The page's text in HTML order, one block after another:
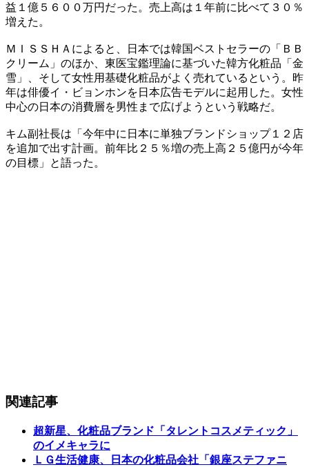
益１億５６００万円だった。売上高は１年前に比べて３０％
増えた。
ＭＩＳＳＨＡによると、日本では韓国ベストセラーの「ＢＢ
クリーム」のほか、東医宝鑑理論に基づいた韓方化粧品「金
雪」、そして女性用基礎化粧品がよく売れているという。昨
年は俳優イ・ビョンホンを日本広告モデルに起用した。女性
中心の日本の消費層を男性まで広げようという戦略だ。
キム副社長は「今年中に日本に単独ブランドショップ１２店
を追加で出す計画。前年比２５％増の売上高２５億円が今年
の目標」と語った。
関連記事
超新星、化粧品ブランド「タレントコスメティック」
のイメキャラに
ＬＧ生活健康、日本の化粧品会社「銀座ステファニ